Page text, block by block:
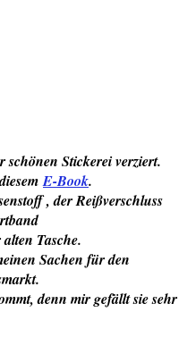
Stickerei verziert.
E-Book.
, der Reißverschluss
Tasche.
Sachen für den
denn mir gefällt sie sehr